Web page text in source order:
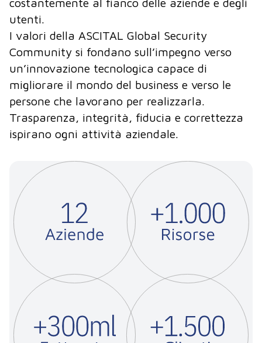
utenti.
I valori della ASCITAL Global Security
Community si fondano sull’impegno verso
un’innovazione tecnologica capace di
migliorare il mondo del business e verso le
persone che lavorano per realizzarla.
Trasparenza, integrità, fiducia e correttezza
ispirano ogni attività aziendale.